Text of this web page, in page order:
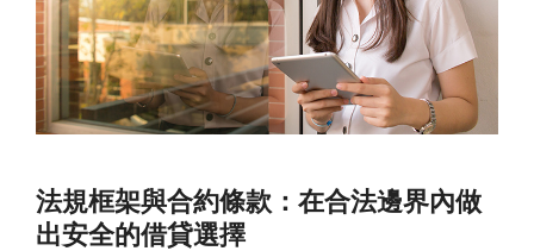
法規框架與合約條款：在合法邊界內做
出安全的借貸選擇